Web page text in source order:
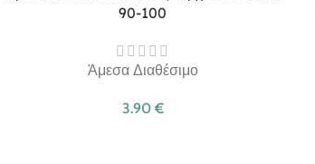
90-100
Άμεσα Διαθέσιμο
3.90 €